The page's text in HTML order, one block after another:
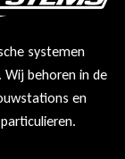
systemen
behoren in de
en